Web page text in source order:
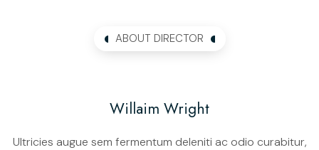
ABOUT DIRECTOR
Willaim Wright
Ultricies augue sem fermentum deleniti ac odio curabitur,